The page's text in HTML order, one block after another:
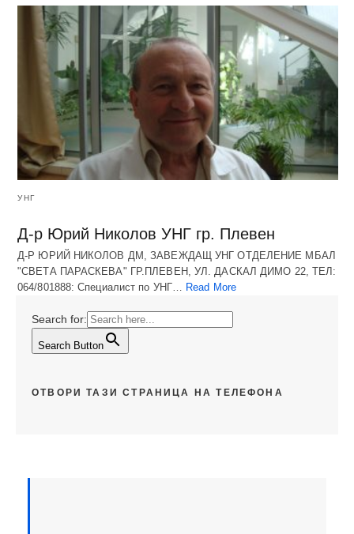
УНГ
Д-р Юрий Николов УНГ гр. Плевен
Д-Р ЮРИЙ НИКОЛОВ ДМ, ЗАВЕЖДАЩ УНГ ОТДЕЛЕНИЕ МБАЛ
"СВЕТА ПАРАСКЕВА" ГР.ПЛЕВЕН, УЛ. ДАСКАЛ ДИМО 22, ТЕЛ:
064/801888: Специалист по УНГ… Read More
Search for:
Search Button
ОТВОРИ ТАЗИ СТРАНИЦА НА ТЕЛЕФОНА